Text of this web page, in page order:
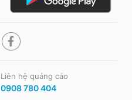
Liên hệ quảng cáo
0908 780 404